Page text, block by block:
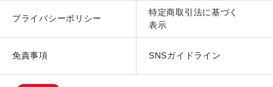
プライバシーポリシー
特定商取引法に基づく
表示
免責事項 SNSガイドライン